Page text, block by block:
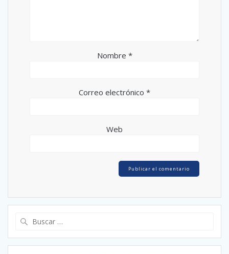
Nombre *
Correo electrónico *
Web